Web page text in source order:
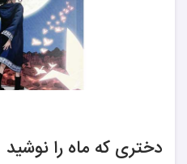
دختری که ماه را نوشید